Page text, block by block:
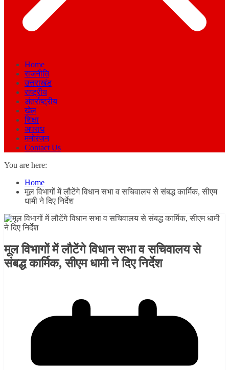
Home
राजनीति
उत्तराखंड
राष्ट्रीय
अंतर्राष्ट्रीय
खेल
शिक्षा
अपराध
मनोरंजन
Contact Us
You are here:
Home
मूल विभागों में लौटेंगे विधान सभा व सचिवालय से संबद्ध कार्मिक, सीएम
धामी ने दिए निर्देश
मूल विभागों में लौटेंगे विधान सभा व सचिवालय से
संबद्ध कार्मिक, सीएम धामी ने दिए निर्देश